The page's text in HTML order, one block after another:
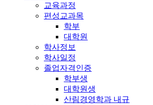
교육과정
편성교과목
학부
대학원
학사정보
학사일정
졸업자격인증
학부생
대학원생
산림경영학과 내규